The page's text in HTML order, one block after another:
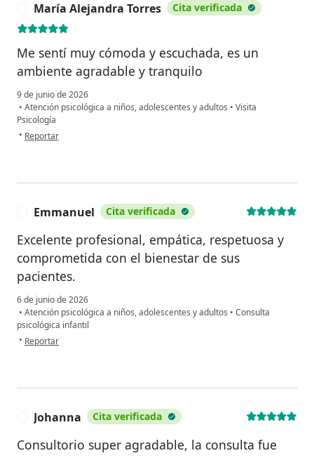
María Alejandra Torres Cita verificada
Me sentí muy cómoda y escuchada, es un
ambiente agradable y tranquilo
9 de junio de 2026
• Atención psicológica a niños, adolescentes y adultos • Visita
Psicología
• en opinión del usuario María Alejandra Torres
Reportar
Emmanuel Cita verificada
Excelente profesional, empática, respetuosa y
comprometida con el bienestar de sus
pacientes.
6 de junio de 2026
• Atención psicológica a niños, adolescentes y adultos • Consulta
psicológica infantil
• en opinión del usuario Emmanuel
Reportar
Johanna Cita verificada
Consultorio super agradable, la consulta fue